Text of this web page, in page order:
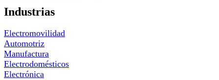
Industrias
Electromovilidad
Automotriz
Manufactura
Electrodomésticos
Electrónica